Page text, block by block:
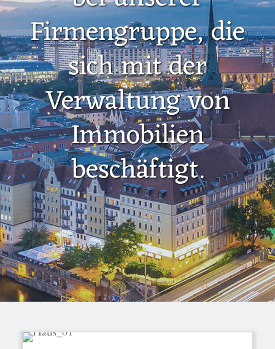
Firmengruppe, die
sich mit der
Verwaltung von
Immobilien
beschäftigt.